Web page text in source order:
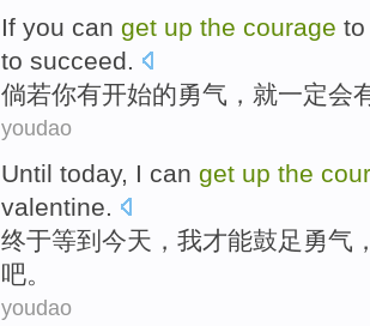
If you can get up the courage
to succeed.
倘若你有开始的勇气 ，就一定会
youdao
Until today, I can get up the
valentine.
终于等到 今天 ， 我才能鼓足 勇气
吧。
youdao